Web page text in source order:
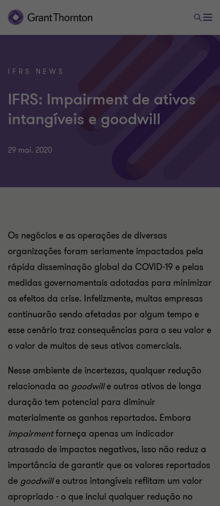
IFRS NEWS
IFRS: Impairment de ativos
intangíveis e goodwill
29 mai. 2020
Os negócios e as operações de diversas
organizações foram seriamente impactados pela
rápida disseminação global da COVID-19 e pelas
medidas governamentais adotadas para minimizar
os efeitos da crise. Infelizmente, muitas empresas
continuarão sendo afetadas por algum tempo e
esse cenário traz consequências para o seu valor e
o valor de muitos de seus ativos comerciais.
Nesse ambiente de incertezas, qualquer redução
relacionada ao goodwille outros ativos de longa
duração tem potencial para diminuir
materialmente os ganhos reportados. Embora
impairmentforneça apenas um indicador
atrasado de impactos negativos, isso não reduz a
importância de garantir que os valores reportados
de goodwille outros intangíveis reflitam um valor
apropriado - o que inclui qualquer redução no